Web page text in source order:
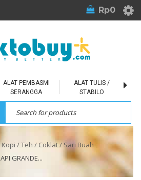
Rp0
ALAT PEMBASMI
SERANGGA
ALAT TULIS /
STABILO
Kopi / Teh / Coklat / Sari Buah
GRANDE...